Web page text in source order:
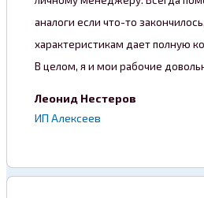
аналоги если что-то
характеристикам дает полную
В целом, я и мои рабочие
Леонид Нестеров
ИП Алексеев